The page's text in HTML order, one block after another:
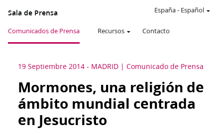
Sala de Prensa
Comunicados de Prensa Recursos Contacto
España- Español
19 Septiembre 2014 - MADRID Comunicado de Prensa
Mormones, una religión de
ámbito mundial centrada
en Jesucristo